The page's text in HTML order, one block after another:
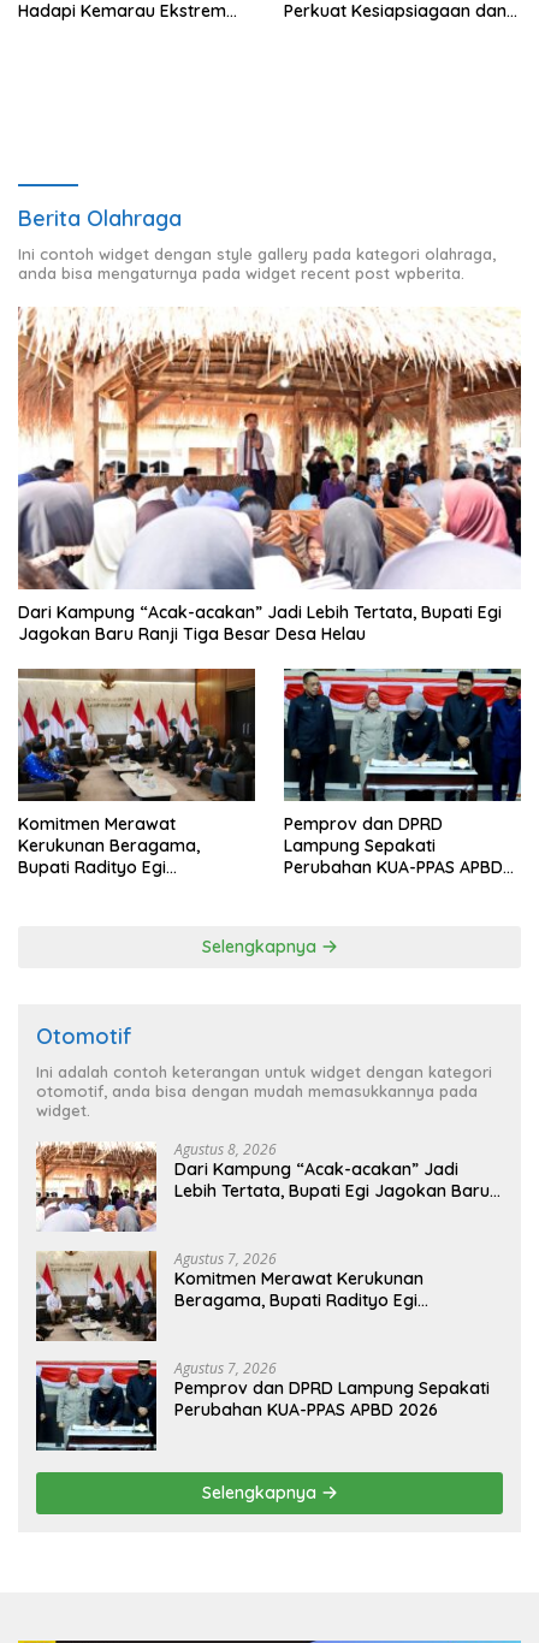
Hadapi Kemarau Ekstrem
Perkuat Kesiapsiagaan dan
Berita Olahraga
Ini contoh widget dengan style gallery pada kategori olahraga,
anda bisa mengaturnya pada widget recent post wpberita.
Dari Kampung “Acak-acakan” Jadi Lebih Tertata, Bupati Egi
Jagokan Baru Ranji Tiga Besar Desa Helau
Komitmen Merawat
Kerukunan Beragama,
Bupati Radityo Egi
Pemprov dan DPRD
Lampung Sepakati
Perubahan KUA-PPAS APBD
Selengkapnya
Otomotif
Ini adalah contoh keterangan untuk widget dengan kategori
otomotif, anda bisa dengan mudah memasukkannya pada
widget.
Agustus 8, 2026
Dari Kampung “Acak-acakan” Jadi
Lebih Tertata, Bupati Egi Jagokan Baru
Agustus 7, 2026
Komitmen Merawat Kerukunan
Beragama, Bupati Radityo Egi
Agustus 7, 2026
Pemprov dan DPRD Lampung Sepakati
Perubahan KUA-PPAS APBD 2026
Selengkapnya